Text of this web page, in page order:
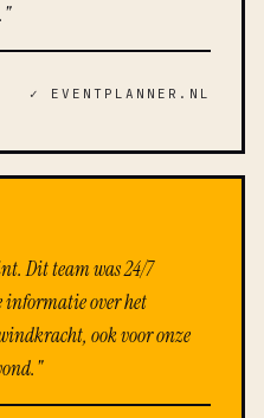
✓ EVENTPLANNER.NL
Dit team was 24/7
informatie over het
ook voor onze